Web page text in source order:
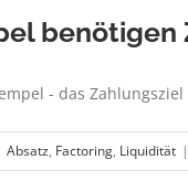
benötigen
- das
Absatz, Factoring, Liquidität |